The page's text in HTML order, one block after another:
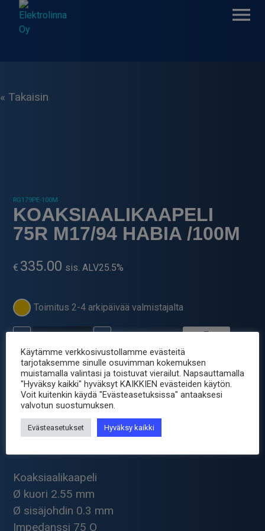
content
« Takaisin
RG179PE-100M
KOAKSIAALIKAAPELI
75R M17/94 HABIA /100M
€ 335.00 sis. ALV25.5%
Toimitus 2-4 arkipäivää valmistajalta
-
KOAKSIAALIKAAPELI
75R
M17/94
HABIA
/100M
määrä
+
Tuotetunnus (SKU):RG179PE-100M
Osastot:Kaapeli metri/rullat,Kaapelit,Koaksiaalikaapelit
Avainsana tuotteelle kaapeli
Tuotetiedot
Koaksiaalikaapeli
Ø kuori 2.55 mm
Ø sisäjohdin 0.3 mm
Impedanssi 75 O
Käytämme verkkosivustollamme evästeitä
tarjotaksemme sinulle osuvimman kokemuksen
muistamalla valintasi ja toistuvat vierailut. Napsauttamalla
"Hyväksy kaikki" hyväksyt KAIKKIEN evästeiden käytön.
Voit kuitenkin käydä "Evästeasetuksissa" antaaksesi
valvotun suostumuksen.
Evästeasetukset Hyväksy kaikki